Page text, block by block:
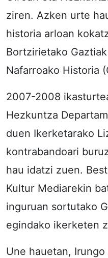
ziren. Azken urte
historia arloan
Bortzirietako
Nafarroako Historia
2007-2008
Hezkuntza
duen Ikerketarako
kontrabandoari
hau idatzi zuen.
Kultur Mediarekin
inguruan sortutako
egindako ikerketen
Une hauetan,